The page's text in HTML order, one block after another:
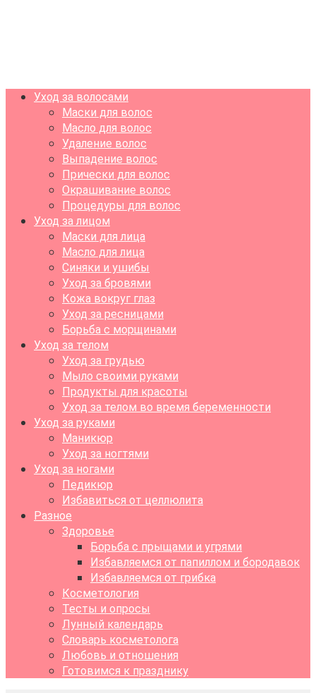
Уход за волосами
Маски для волос
Масло для волос
Удаление волос
Выпадение волос
Прически для волос
Окрашивание волос
Процедуры для волос
Уход за лицом
Маски для лица
Масло для лица
Синяки и ушибы
Уход за бровями
Кожа вокруг глаз
Уход за ресницами
Борьба с морщинами
Уход за телом
Уход за грудью
Мыло своими руками
Продукты для красоты
Уход за телом во время беременности
Уход за руками
Маникюр
Уход за ногтями
Уход за ногами
Педикюр
Избавиться от целлюлита
Разное
Здоровье
Борьба с прыщами и угрями
Избавляемся от папиллом и бородавок
Избавляемся от грибка
Косметология
Тесты и опросы
Лунный календарь
Словарь косметолога
Любовь и отношения
Готовимся к празднику